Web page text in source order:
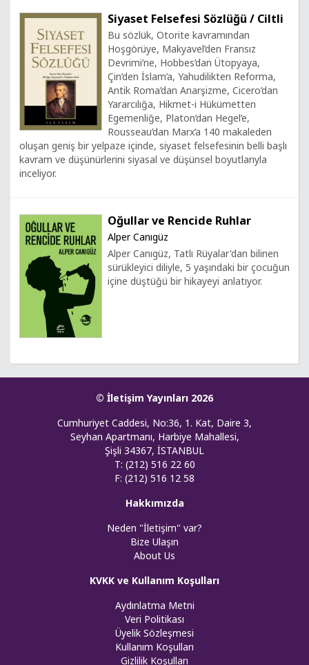
Siyaset Felsefesi Sözlüğü / Ciltli
Bu sözlük, Otorite kavramından
Hoşgörüye, Makyavel’den Fransız
Devrimi’ne, Hobbes’dan Ütopyaya,
Çin’den İslam’a, Yahudilikten Reforma,
Antik Roma’dan Anarşizme, Cicero’dan
Yararcılığa, Hikmet-i Hükümetten
Egemenliğe, Platon’dan Hegel’e,
Rousseau’dan Marx’a 140 makaleden
oluşan geniş bir yelpaze içinde, siyaset felsefesinin belli başlı
kavram ve düşünürlerini siyasal ve düşünsel boyutlarıyla
inceliyor.
Oğullar ve Rencide Ruhlar
Alper Canıgüz
Alper Canıgüz, Tatlı Rüyalar'dan bilinen
sürükleyici diliyle, 5 yaşındaki bir çocuğun
içine düştüğü bir hikayeyi anlatıyor.
© İletişim Yayınları 2026
Cumhuriyet Caddesi, No:36, 1. Kat, Daire 3,
Seyhan Apartmanı, Harbiye Mahallesi,
Şişli 34367, İSTANBUL
T: (212) 516 22 60
F: (212) 516 12 58
Hakkımızda
Neden "İletişim" var?
Bize Ulaşın
About Us
KVKK ve Kullanım Koşulları
Aydınlatma Metni
Veri Politikası
Üyelik Sözleşmesi
Kullanım Koşulları
Gizlilik Koşulları